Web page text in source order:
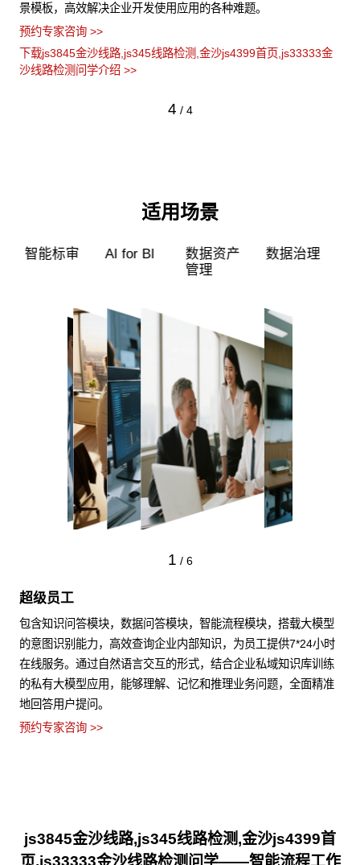
景模板，高效解决企业开发使用应用的各种难题。
预约专家咨询 >>
下载js3845金沙线路,js345线路检测,金沙js4399首页,js33333金
沙线路检测问学介绍 >>
4 / 4
适用场景
超级员工 智能标审 AI for BI
数据资产
1 / 6
超级员工
包含知识问答模块，数据问答模块，智能流程模块，搭载大模型
的意图识别能力，高效查询企业内部知识，为员工提供7*24小时
在线服务。通过自然语言交互的形式，结合企业私域知识库训练
的私有大模型应用，能够理解、记忆和推理业务问题，全面精准
地回答用户提问。
预约专家咨询 >>
js3845金沙线路,js345线路检测,金沙js4399首
页,js33333金沙线路检测问学——智能流程工作